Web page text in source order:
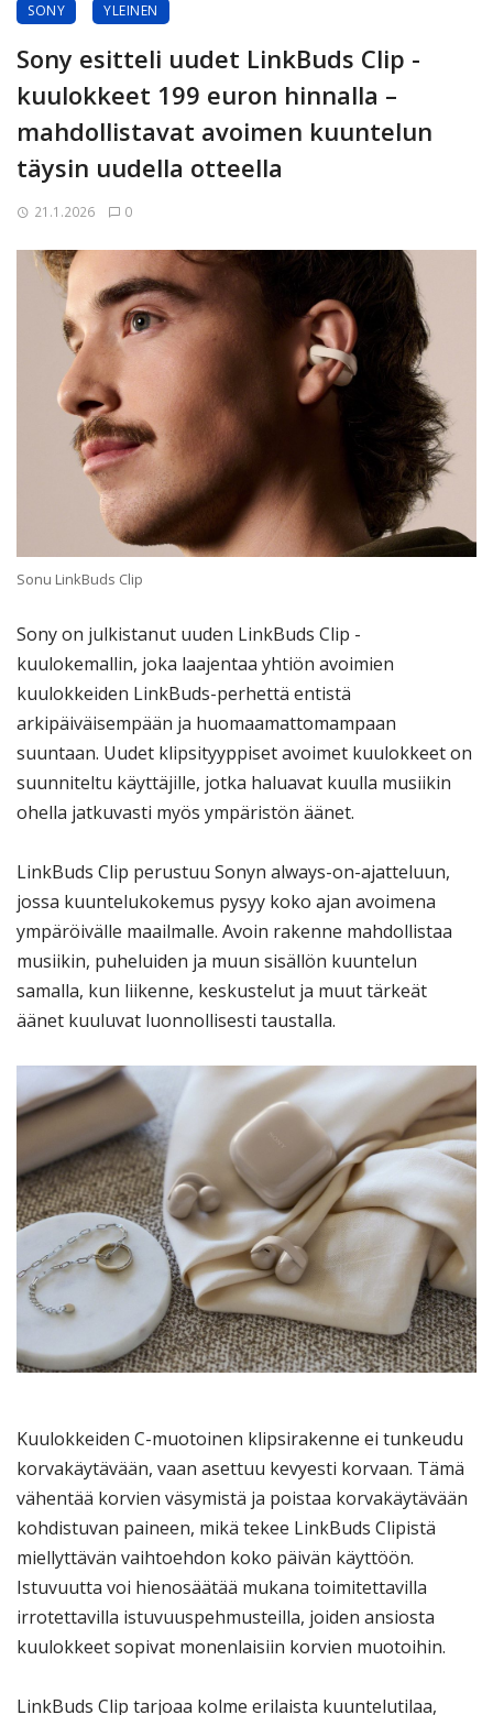
SONY YLEINEN
Sony esitteli uudet LinkBuds Clip -
kuulokkeet 199 euron hinnalla –
mahdollistavat avoimen kuuntelun
täysin uudella otteella
21.1.2026 0
Sonu LinkBuds Clip
Sony on julkistanut uuden LinkBuds Clip -
kuulokemallin, joka laajentaa yhtiön avoimien
kuulokkeiden LinkBuds-perhettä entistä
arkipäiväisempään ja huomaamattomampaan
suuntaan. Uudet klipsityyppiset avoimet kuulokkeet on
suunniteltu käyttäjille, jotka haluavat kuulla musiikin
ohella jatkuvasti myös ympäristön äänet.
LinkBuds Clip perustuu Sonyn always-on-ajatteluun,
jossa kuuntelukokemus pysyy koko ajan avoimena
ympäröivälle maailmalle. Avoin rakenne mahdollistaa
musiikin, puheluiden ja muun sisällön kuuntelun
samalla, kun liikenne, keskustelut ja muut tärkeät
äänet kuuluvat luonnollisesti taustalla.
Kuulokkeiden C-muotoinen klipsirakenne ei tunkeudu
korvakäytävään, vaan asettuu kevyesti korvaan. Tämä
vähentää korvien väsymistä ja poistaa korvakäytävään
kohdistuvan paineen, mikä tekee LinkBuds Clipistä
miellyttävän vaihtoehdon koko päivän käyttöön.
Istuvuutta voi hienosäätää mukana toimitettavilla
irrotettavilla istuvuuspehmusteilla, joiden ansiosta
kuulokkeet sopivat monenlaisiin korvien muotoihin.
LinkBuds Clip tarjoaa kolme erilaista kuuntelutilaa,